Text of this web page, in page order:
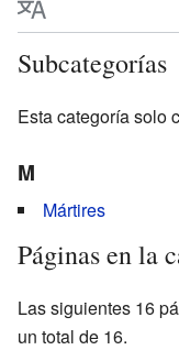
Subcategorías
Esta categoría solo
M
Mártires
Páginas en la
Las siguientes 16
un total de 16.